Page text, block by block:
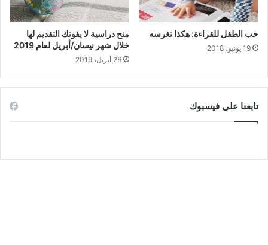
حب الطفل للقراءة: هكذا تغرسه
19 يونيو، 2018
منح دراسية لا يفوتك التقديم لها
خلال شهر نيسان/أبريل لعام 2019
26 أبريل، 2019
تابعنا على فيسبوك